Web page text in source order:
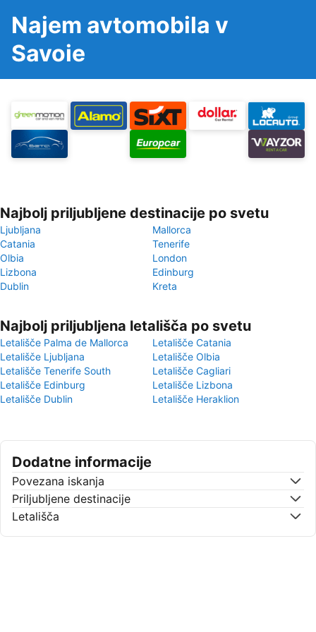
Najem avtomobila v
Savoie
Najbolj priljubljene destinacije po svetu
Ljubljana
Mallorca
Catania
Tenerife
Olbia
London
Lizbona
Edinburg
Dublin
Kreta
Najbolj priljubljena letališča po svetu
Letališče Palma de Mallorca
Letališče Catania
Letališče Ljubljana
Letališče Olbia
Letališče Tenerife South
Letališče Cagliari
Letališče Edinburg
Letališče Lizbona
Letališče Dublin
Letališče Heraklion
Dodatne informacije
Povezana iskanja
Priljubljene destinacije
Letališča